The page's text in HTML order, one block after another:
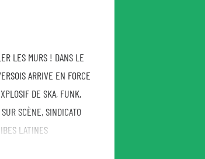
LES MURS ! DANS LE
ARRIVE EN FORCE
DE SKA, FUNK,
SCÈNE, SINDICATO
LATINES